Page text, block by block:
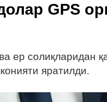
GPS
ер солиқларидан
яратилди.